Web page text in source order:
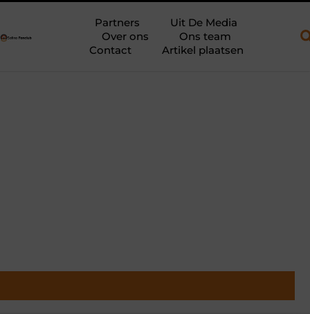
Partners
Uit De Media
Over ons
Ons team
Contact
Artikel plaatsen